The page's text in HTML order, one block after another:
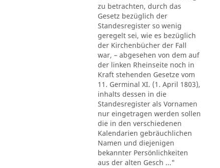
zu betrachten, durch das
Gesetz bezüglich der
Standesregister so wenig
geregelt sei, wie es bezüglich
der Kirchenbücher der Fall
war, – abgesehen von dem auf
der linken Rheinseite noch in
Kraft stehenden Gesetze vom
11. Germinal XI. (1. April 1803),
inhalts dessen in die
Standesregister als Vornamen
nur eingetragen werden sollen
die in den verschiedenen
Kalendarien gebräuchlichen
Namen und diejenigen
bekannter Persönlichkeiten
aus der alten Gesch ..."